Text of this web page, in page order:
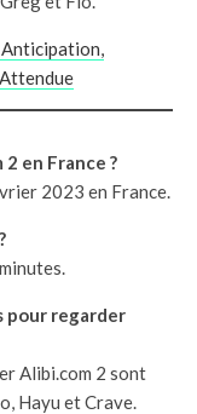
en France ?
2023 en France.
pour regarder
Alibi.com 2 sont
Hayu et Crave.